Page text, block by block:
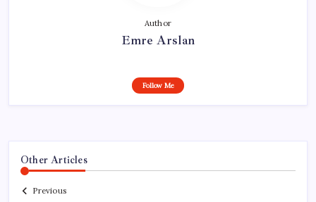
Author
Emre Arslan
Follow Me
Other Articles
Previous